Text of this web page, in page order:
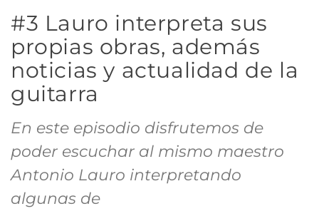
#3 Lauro interpreta sus
propias obras, además
noticias y actualidad de la
guitarra
En este episodio disfrutemos de
poder escuchar al mismo maestro
Antonio Lauro interpretando
algunas de